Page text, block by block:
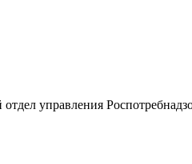
управления